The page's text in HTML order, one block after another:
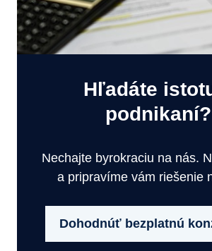
Hľadáte
podnikaní?
Nechajte byrokraciu na nás.
a pripravíme vám riešenie
Dohodnúť bezplatnú